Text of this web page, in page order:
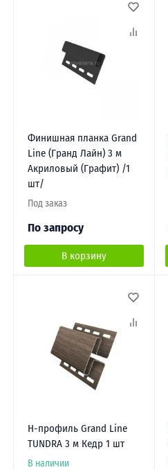
Финишная планка Grand
Line (Гранд Лайн) 3 м
Акриловый (Графит) /1
шт/
Под заказ
По запросу
В корзину
Н-профиль Grand Line
TUNDRA 3 м Кедр 1 шт
В наличии